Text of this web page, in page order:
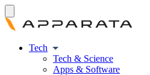
Tech
Tech & Science
Apps & Software